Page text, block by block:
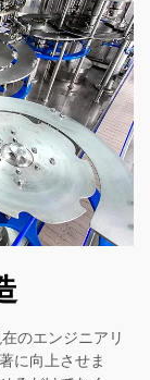
のエンジニアリ
に向上させま